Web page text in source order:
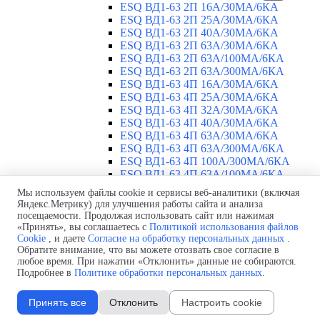
ESQ ВД1-63 2П 16А/30МА/6КА
ESQ ВД1-63 2П 25А/30МА/6КА
ESQ ВД1-63 2П 40А/30МА/6КА
ESQ ВД1-63 2П 63А/30МА/6КА
ESQ ВД1-63 2П 63А/100МА/6КА
ESQ ВД1-63 2П 63А/300МА/6КА
ESQ ВД1-63 4П 16А/30МА/6КА
ESQ ВД1-63 4П 25А/30МА/6КА
ESQ ВД1-63 4П 32А/30МА/6КА
ESQ ВД1-63 4П 40А/30МА/6КА
ESQ ВД1-63 4П 63А/30МА/6КА
ESQ ВД1-63 4П 63А/300МА/6КА
ESQ ВД1-63 4П 100А/300МА/6КА
ESQ ВД1-63 4П 63А/100MA/6КА
ESQ ВД1-63 M 2П 25А/30МА/6КА
ESQ ВД1-63 M 2П 40А/30МА/6КА
ESQ ВД1-63 M 2П 63А/300МА/6КА
Автоматические выключатели ▼
ESQ ВА 47-29 1П 2А
ESQ ВА 47-29 1П 3А
ESQ ВА 47-29 1П 4А
ESQ ВА 47-29 1П 6А
ESQ ВА 47-29 1П 10А
ESQ ВА 47-29 1П 16А
ESQ ВА 47-29 1П 20А
Мы используем файлы cookie и сервисы веб-аналитики (включая
Яндекс.Метрику) для улучшения работы сайта и анализа
посещаемости. Продолжая использовать сайт или нажимая
«Принять», вы соглашаетесь с Политикой использования файлов
Cookie , и даете Согласие на обработку персональных данных .
Обратите внимание, что вы можете отозвать свое согласие в
любое время. При нажатии «Отклонить» данные не собираются.
Подробнее в Политике обработки персональных данных.
Принять все Отклонить Настроить cookie